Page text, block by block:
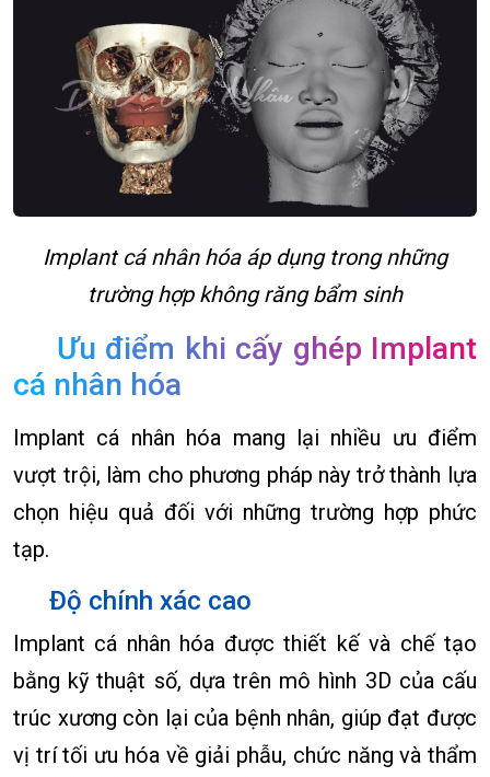
Implant cá nhân hóa áp dụng trong những
trường hợp không răng bẩm sinh
Ưu điểm khi cấy ghép Implant
cá nhân hóa
Implant cá nhân hóa mang lại nhiều ưu điểm
vượt trội, làm cho phương pháp này trở thành lựa
chọn hiệu quả đối với những trường hợp phức
tạp.
Độ chính xác cao
Implant cá nhân hóa được thiết kế và chế tạo
bằng kỹ thuật số, dựa trên mô hình 3D của cấu
trúc xương còn lại của bệnh nhân, giúp đạt được
vị trí tối ưu hóa về giải phẫu, chức năng và thẩm